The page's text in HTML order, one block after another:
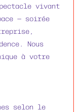
vivant
— soirée
Nous
à votre
selon le